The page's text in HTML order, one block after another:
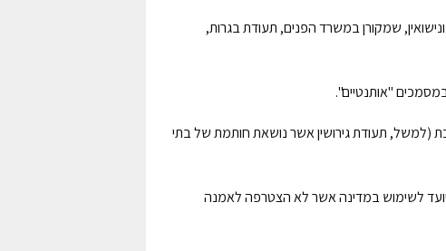
שמקורן במשרד הפנים, תעודת בגרות,
"אותנטיים".
(למשל, תעודת גירושין אשר נושאת חותמת של בתי
לשימוש במדינה אשר לא הצטרפה לאמנה